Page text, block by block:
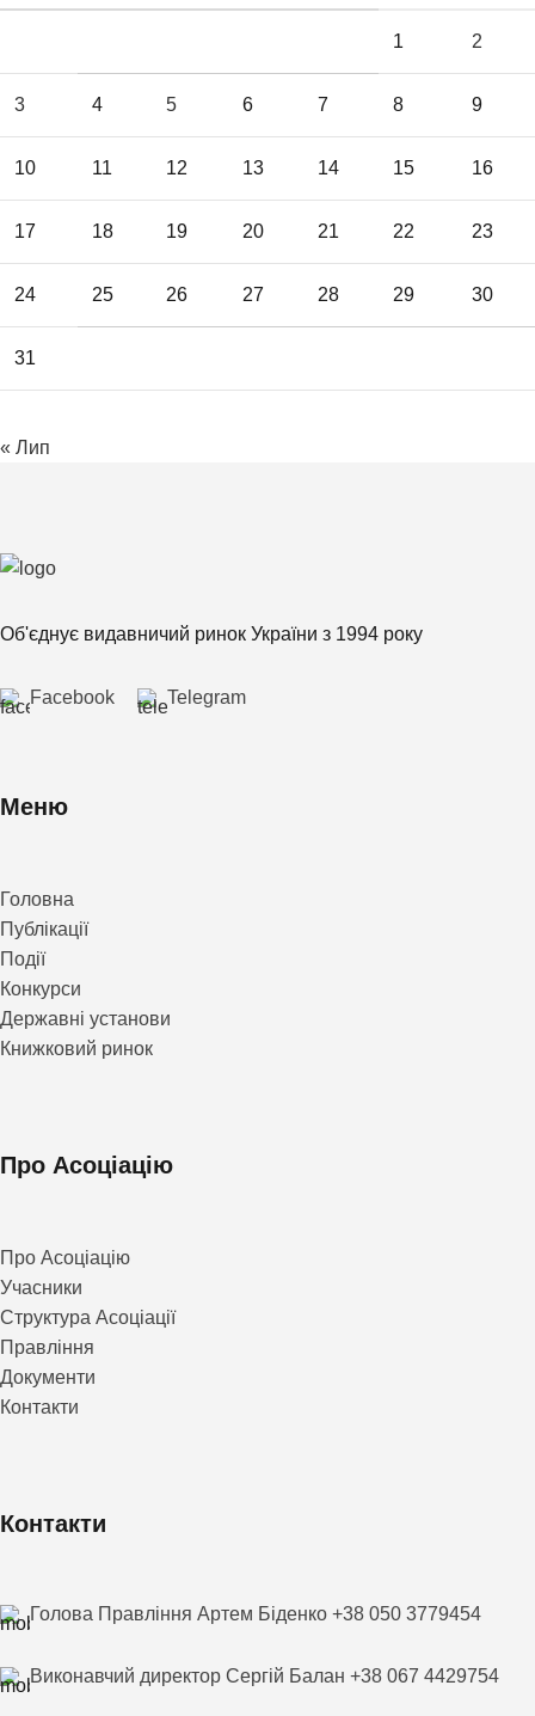
1 2
3 4 5 6 7 8 9
10 11 12 13 14 15 16
17 18 19 20 21 22 23
24 25 26 27 28 29 30
31
« Лип
Об'єднує видавничий ринок України з 1994 року
Facebook Telegram
Меню
Головна
Публікації
Події
Конкурси
Державні установи
Книжковий ринок
Про Асоціацію
Про Асоціацію
Учасники
Структура Асоціації
Правління
Документи
Контакти
Контакти
Голова Правління Артем Біденко +38 050 3779454
Виконавчий директор Сергій Балан +38 067 4429754